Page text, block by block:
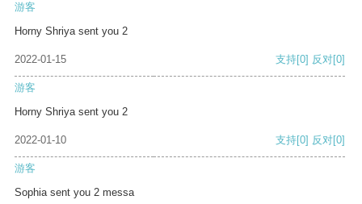
游客
Horny Shriya sent you 2
2022-01-15 支持[0] 反对[0]
游客
Horny Shriya sent you 2
2022-01-10 支持[0] 反对[0]
游客
Sophia sent you 2 messa